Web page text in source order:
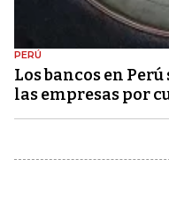
PERÚ
Los bancos en
las empresas por